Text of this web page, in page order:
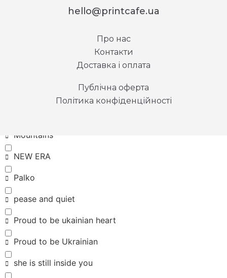
I want to believe
look mom I can fly
Mountains
NEW ERA
Palko
pease and quiet
Proud to be ukainian heart
Proud to be Ukrainian
she is still inside you
hello@printcafe.ua
Про нас
Контакти
Доставка і оплата
Публічна оферта
Політика конфіденційності